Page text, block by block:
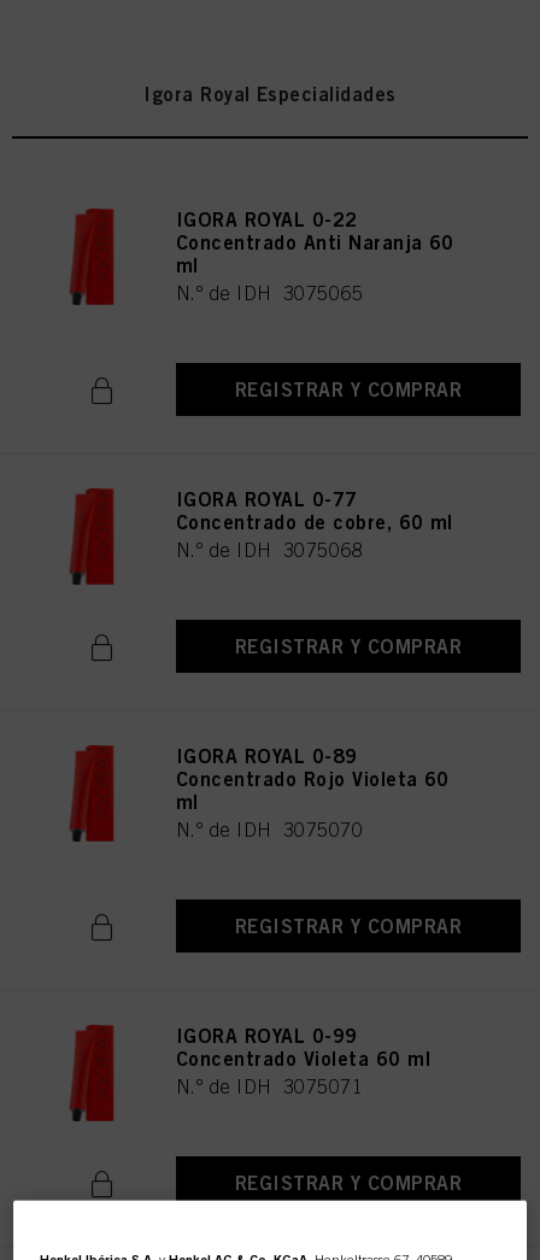
Igora Royal Especialidades
IGORA ROYAL 0-22
Concentrado Anti Naranja 60
ml
N.º de IDH 3075065
REGISTRAR Y COMPRAR
IGORA ROYAL 0-77
Concentrado de cobre, 60 ml
N.º de IDH 3075068
REGISTRAR Y COMPRAR
IGORA ROYAL 0-89
Concentrado Rojo Violeta 60
ml
N.º de IDH 3075070
REGISTRAR Y COMPRAR
IGORA ROYAL 0-99
Concentrado Violeta 60 ml
N.º de IDH 3075071
REGISTRAR Y COMPRAR